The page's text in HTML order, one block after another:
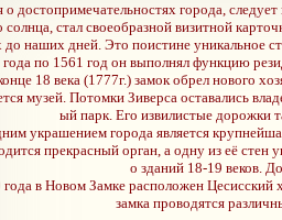
о достопримечательностях города,
солнца, стал своеобразной визитной
наших дней. Это поистине уникальное
по 1561 год он выполнял функцию
18 века (1777г.) замок обрел нового
музей. Потомки Зиверса оставались
ый парк. Его извилистые дорожки
украшением города является
прекрасный орган, а одну из её
о зданий 18-19 веков.
в Новом Замке расположен Цесисcкий
замка проводятся